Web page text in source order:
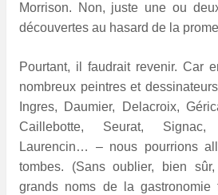
Morrison. Non, juste une ou
découvertes au hasard de la
Pourtant, il faudrait revenir. Car
nombreux peintres et
Ingres, Daumier, Delacroix,
Caillebotte, Seurat, Signac,
Laurencin… – nous pourrions
tombes. (Sans oublier, bien
grands noms de la gastronomie